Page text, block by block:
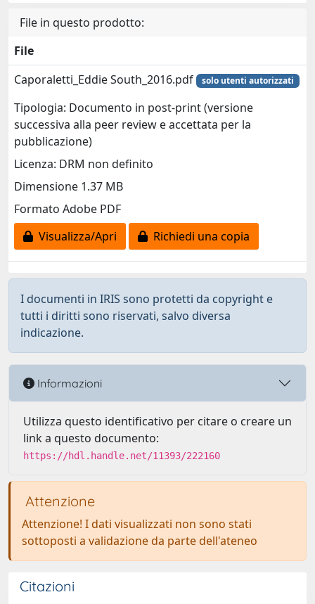
File in questo prodotto:
File
Caporaletti_Eddie South_2016.pdf
solo utenti autorizzati
Tipologia: Documento in post-print (versione
successiva alla peer review e accettata per la
pubblicazione)
Licenza: DRM non definito
Dimensione 1.37 MB
Formato Adobe PDF
Visualizza/Apri
Richiedi una copia
I documenti in IRIS sono protetti da copyright e
tutti i diritti sono riservati, salvo diversa
indicazione.
Informazioni
Utilizza questo identificativo per citare o creare un
link a questo documento:
https://hdl.handle.net/11393/222160
Attenzione
Attenzione! I dati visualizzati non sono stati
sottoposti a validazione da parte dell'ateneo
Citazioni